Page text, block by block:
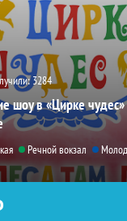
3284
шоу в «Цирке
Речной вокзал